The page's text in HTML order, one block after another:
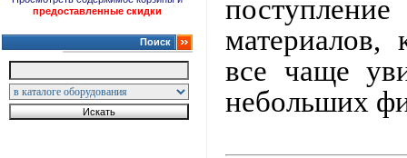
предоставленные скидки
Поиск
все чаще
небольших